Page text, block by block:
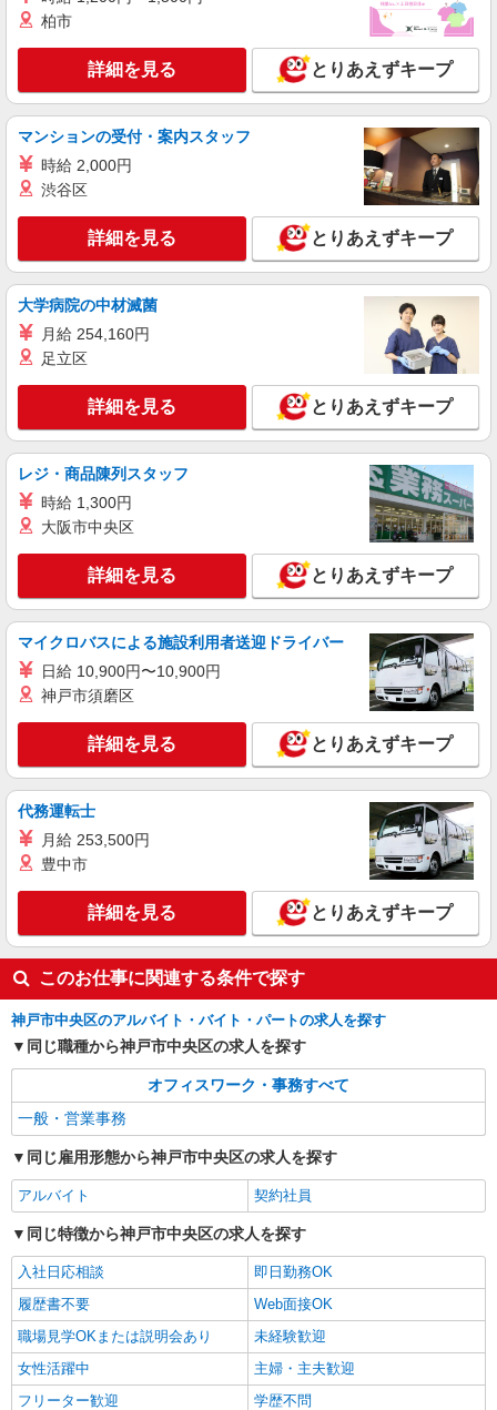
派遣社員
株式会社パソナ・神戸/OKW6001173713
一般事務/OA事務/データ入力
月給243000円 ★交通費規定に基づき交通費支
給
兵庫県神戸市中央区（神戸新交通ポートライナ
キープ 詳細を見る
一般事務
時給1550円 月収例：217000円 ★交通費規定に
兵庫県神戸市中央区（神戸市営地下鉄海岸線み
なと元町駅）
キープ 詳細を見る
派遣社員
株式会社パソナ・神戸/OKW6001163433
時給1500円 月収例：240000円 ★交通費規定に
基づき交通費支給
兵庫県神戸市中央区（神戸駅）
キープ 詳細を見る
紹介予定派遣
株式会社パソナ・大阪/OKW600113859801
一般事務/データ入力/その他事務
時給1550円 ★交通費規定に基づき交通費支給
兵庫県神戸市中央区（神戸新交通ポートライナ
キープ 詳細を見る
派遣社員
株式会社パソナ・神戸/OKW6001177156
月給227600円 ★交通費規定に基づき交通費支
給
兵庫県神戸市中央区（JR東海道本線灘駅）
キープ
柏市
詳細を見る とりあえずキープ
マンションの受付・案内スタッフ
時給 2,000円
渋谷区
詳細を見る とりあえずキープ
大学病院の中材滅菌
月給 254,160円
足立区
詳細を見る とりあえずキープ
レジ・商品陳列スタッフ
時給 1,300円
大阪市中央区
詳細を見る とりあえずキープ
マイクロバスによる施設利用者送迎ドライバー
日給 10,900円〜10,900円
神戸市須磨区
詳細を見る とりあえずキープ
代務運転士
月給 253,500円
豊中市
詳細を見る とりあえずキープ
このお仕事に関連する条件で探す
神戸市中央区のアルバイト・バイト・パートの求人を探す
同じ職種から神戸市中央区の求人を探す
オフィスワーク・事務すべて
一般・営業事務
同じ雇用形態から神戸市中央区の求人を探す
アルバイト 契約社員
同じ特徴から神戸市中央区の求人を探す
入社日応相談
即日勤務OK
履歴書不要
Web面接OK
職場見学OKまたは説明会あり
未経験歓迎
女性活躍中
主婦・主夫歓迎
フリーター歓迎
学歴不問